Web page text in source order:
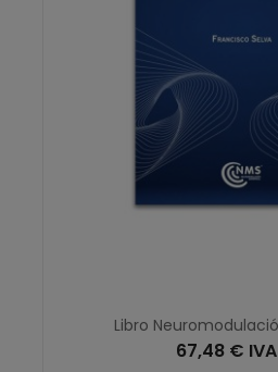
Libro
67,48 €